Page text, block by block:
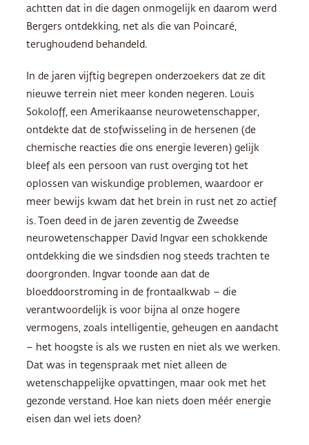
achtten dat in die dagen onmogelijk en daarom werd
Bergers ontdekking, net als die van Poincaré,
terughoudend behandeld.
In de jaren vijftig begrepen onderzoekers dat ze dit
nieuwe terrein niet meer konden negeren. Louis
Sokoloff, een Amerikaanse neurowetenschapper,
ontdekte dat de stofwisseling in de hersenen (de
chemische reacties die ons energie leveren) gelijk
bleef als een persoon van rust overging tot het
oplossen van wiskundige problemen, waardoor er
meer bewijs kwam dat het brein in rust net zo actief
is.
Toen deed in de jaren zeventig de Zweedse
neurowetenschapper David Ingvar een schokkende
ontdekking die we sindsdien nog steeds trachten te
doorgronden. Ingvar toonde aan dat de
bloeddoorstroming in de frontaalkwab – die
verantwoordelijk is voor bijna al onze hogere
vermogens, zoals intelligentie, geheugen en aandacht
– het hoogste is als we rusten en niet als we werken.
Dat was in tegenspraak met niet alleen de
wetenschappelijke opvattingen, maar ook met het
gezonde verstand. Hoe kan niets doen méér energie
eisen dan wel iets doen?